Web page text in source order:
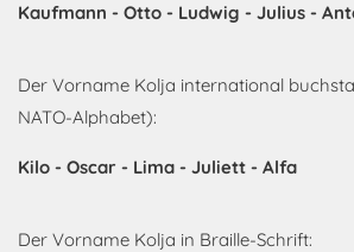
Kaufmann - Otto - Ludwig - Julius -
Der Vorname Kolja international
NATO-Alphabet):
Kilo - Oscar - Lima - Juliett - Alfa
Der Vorname Kolja in Braille-Schrift: